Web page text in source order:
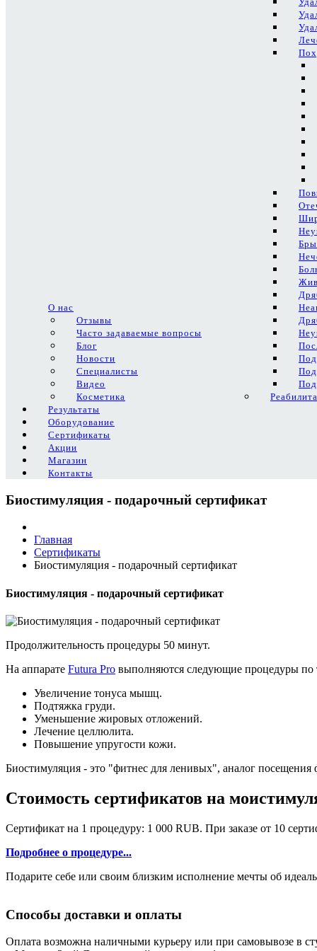
О нас
Отзывы
Часто задаваемые вопросы
Блог
Новости
Специалисты
Видео
Косметика
Результаты
Оборудование
Сертификаты
Акции
Магазин
Контакты
Биостимуляция - подарочный сертификат
Главная
Сертификаты
Биостимуляция - подарочный сертификат
Биостимуляция - подарочный сертификат
Продолжительность процедуры 50 минут.
На аппарате Futura Pro выполняются следующие процедуры по
Увеличение тонуса мышц.
Подтяжка груди.
Уменьшение жировых отложений.
Лечение целлюлита.
Повышение упругости кожи.
Биостимуляция - это "фитнес для ленивых", аналог посещения
Стоимость сертификатов на
Сертификат на 1 процедуру: 1 000 RUB. При заказе от 10
Подробнее о процедуре...
Подарите себе или своим близким исполнение мечты об
Способы доставки и оплаты
Оплата возможна наличными курьеру или при самовывозе в